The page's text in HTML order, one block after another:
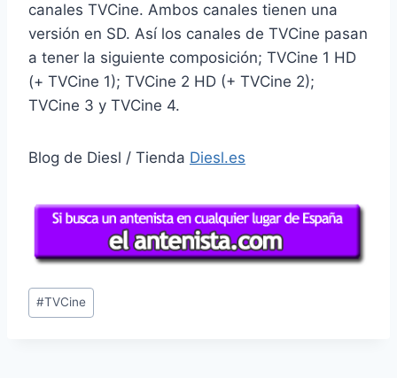
canales TVCine. Ambos canales tienen una
versión en SD. Así los canales de TVCine pasan
a tener la siguiente composición; TVCine 1 HD
(+ TVCine 1); TVCine 2 HD (+ TVCine 2);
TVCine 3 y TVCine 4.
Blog de Diesl / Tienda Diesl.es
Etiquetas
de
#TVCine